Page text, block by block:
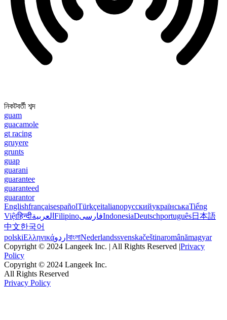
নিকটবর্তী শব্দ
guam
guacamole
gt racing
gruyere
grunts
guap
guarani
guarantee
guaranteed
guarantor
EnglishfrançaisespañolTürkçeitalianoрусскийукраїнськаTiếng
Việtहिन्दीالعربية FilipinoفارسیIndonesiaDeutschportuguês日本語
中文한국어
polskiΕλληνικάاردو বাংলাNederlandssvenskačeštinaromânămagyar
Copyright © 2024 Langeek Inc. | All Rights Reserved |Privacy
Policy
Copyright © 2024 Langeek Inc.
All Rights Reserved
Privacy Policy